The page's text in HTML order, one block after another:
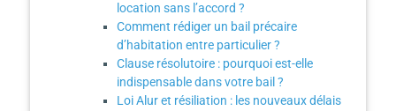
location sans l’accord ?
Comment rédiger un bail précaire
d’habitation entre particulier ?
Clause résolutoire : pourquoi est-elle
indispensable dans votre bail ?
Loi Alur et résiliation : les nouveaux délais